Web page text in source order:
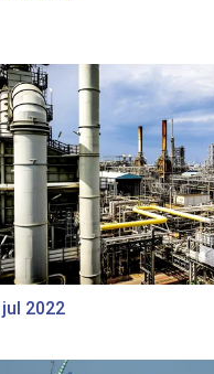
2022